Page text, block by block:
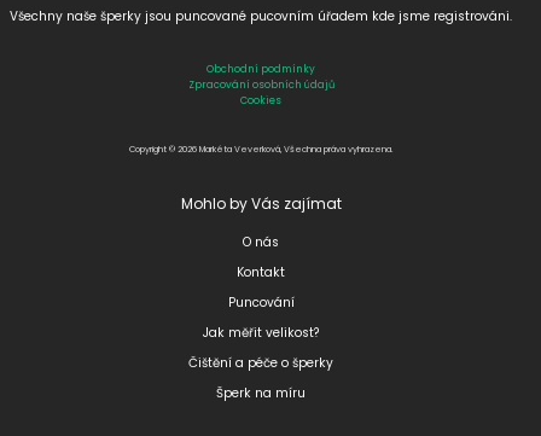
Všechny naše šperky jsou puncované pucovním úřadem kde jsme registrováni.
Obchodní podmínky
Zpracování osobních údajů
Cookies
Copyright © 2026 Markéta Veverková, Všechna práva vyhrazena.
Mohlo by Vás zajímat
O nás
Kontakt
Puncování
Jak měřit velikost?
Čištění a péče o šperky
Šperk na míru